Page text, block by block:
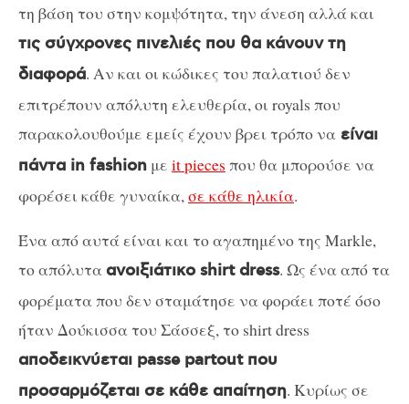
τη βάση του στην κομψότητα, την άνεση αλλά και
τις σύγχρονες πινελιές που θα κάνουν τη
διαφορά. Αν και οι κώδικες του παλατιού δεν
επιτρέπουν απόλυτη ελευθερία, οι royals που
παρακολουθούμε εμείς έχουν βρει τρόπο να είναι
πάντα in fashion με it pieces που θα μπορούσε να
φορέσει κάθε γυναίκα, σε κάθε ηλικία.
Ένα από αυτά είναι και το αγαπημένο της Markle,
το απόλυταανοιξιάτικο shirt dress. Ως ένα από τα
φορέματα που δεν σταμάτησε να φοράει ποτέ όσο
ήταν Δούκισσα του Σάσσεξ, το shirt dress
αποδεικνύεται passe partout που
προσαρμόζεται σε κάθε απαίτηση. Κυρίως σε